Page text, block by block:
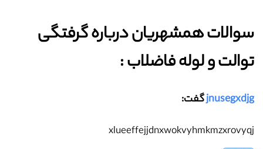
سوالات همشهریان درباره گرفتگی
توالت و لوله فاضلاب :‌
jnusegxdjgگفت:
xlueeffejjdnxwokvyhmkmzxrovyqj